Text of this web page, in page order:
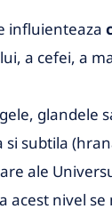
influienteaza
a cefei, a
glandele
si subtila
ale
acest nivel